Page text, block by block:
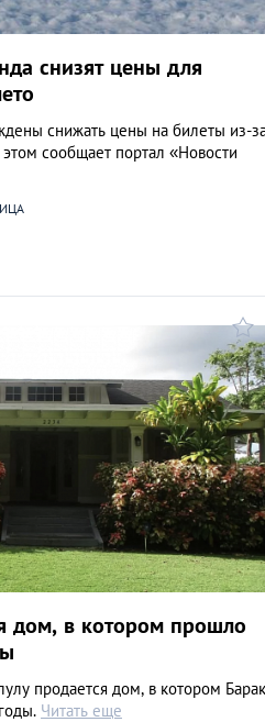
снизят цены для
снижать цены на билеты из-
сообщает портал «Новости
дом, в котором прошло
продается дом, в котором Барак
Читать еще